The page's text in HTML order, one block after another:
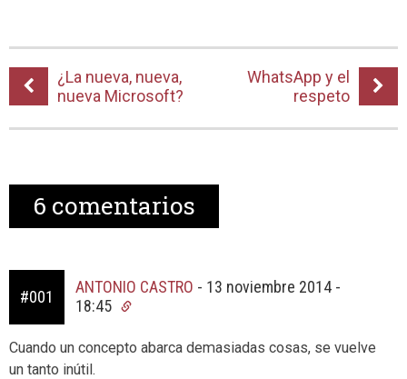
¿La nueva, nueva,
nueva Microsoft?
WhatsApp y el
respeto
6 comentarios
#001
ANTONIO CASTRO - 13 noviembre 2014 -
18:45
Cuando un concepto abarca demasiadas cosas, se vuelve
un tanto inútil.